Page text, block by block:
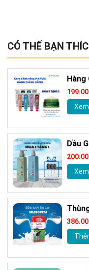
CÓ THỂ BẠN
Hàng
Loại
Trắng
Dầu
Giảm
nước
Sữa